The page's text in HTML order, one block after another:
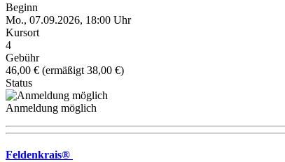
Beginn
Mo., 07.09.2026, 18:00 Uhr
Kursort
4
Gebühr
46,00 € (ermäßigt 38,00 €)
Status
Anmeldung möglich
Feldenkrais®